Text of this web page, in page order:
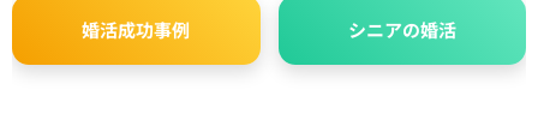
婚活成功事例 シニアの婚活